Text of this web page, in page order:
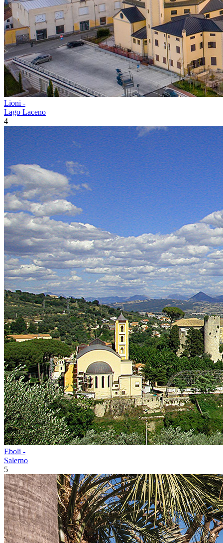
Lioni -
Lago Laceno
4
Eboli -
Salerno
5